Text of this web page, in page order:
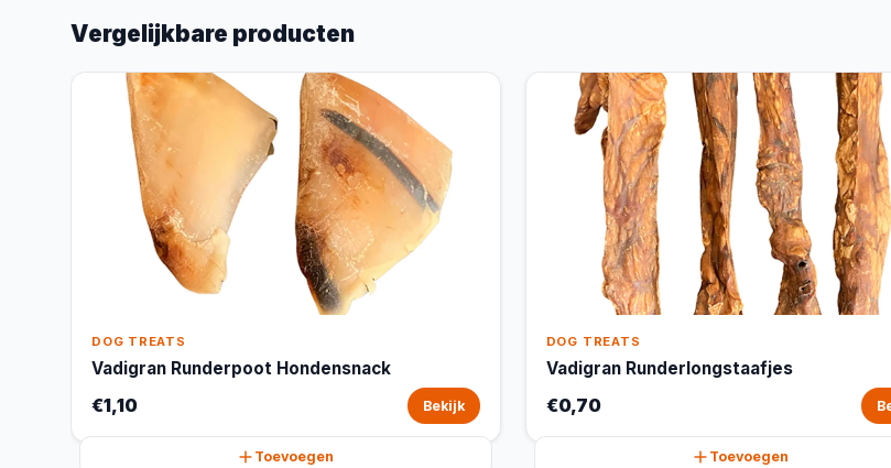
Vergelijkbare producten
DOG TREATS
Vadigran Runderpoot Hondensnack
€1,10 Bekijk
Toevoegen
DOG TREATS
Vadigran Runderlongstaafjes
€0,70
Toevoegen